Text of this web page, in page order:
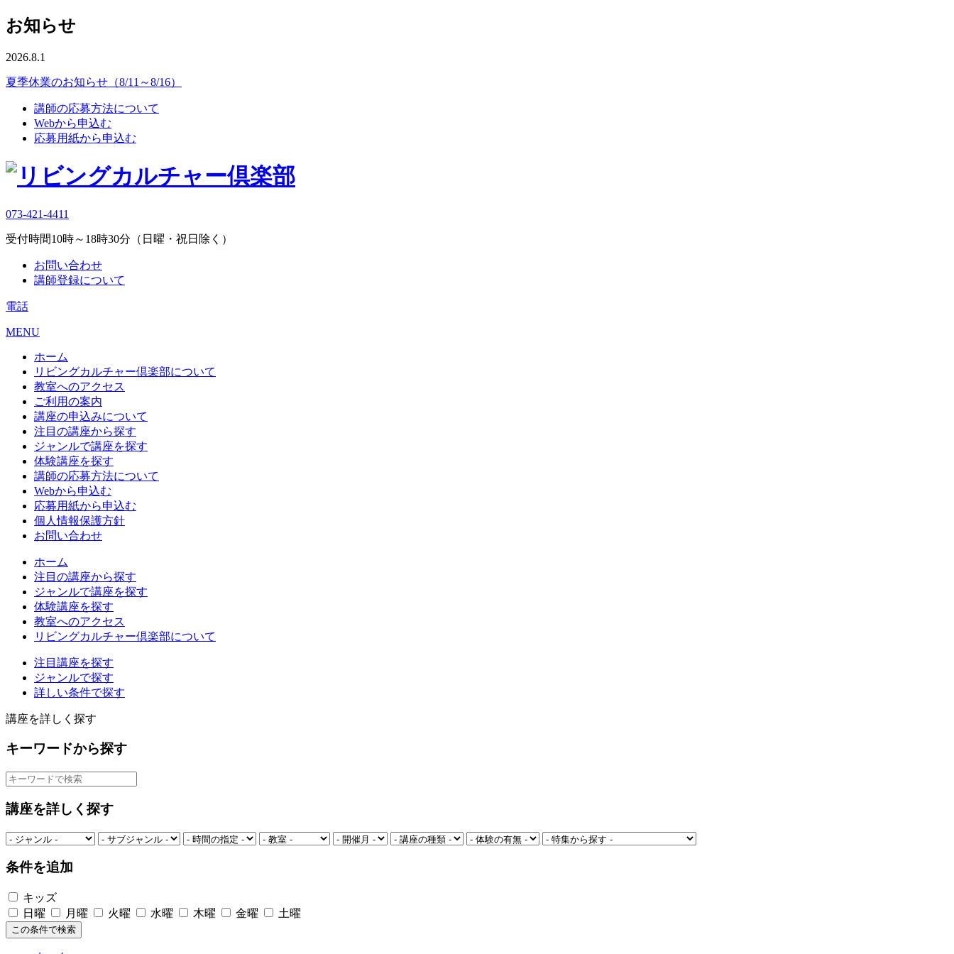
お知らせ
2026.8.1
夏季休業のお知らせ（8/11～8/16）
講師の応募方法について
Webから申込む
応募用紙から申込む
073-421-4411
受付時間10時～18時30分（日曜・祝日除く）
お問い合わせ
講師登録について
電話
MENU
ホーム
リビングカルチャー倶楽部について
教室へのアクセス
ご利用の案内
講座の申込みについて
注目の講座から探す
ジャンルで講座を探す
体験講座を探す
講師の応募方法について
Webから申込む
応募用紙から申込む
個人情報保護方針
お問い合わせ
ホーム
注目の講座から探す
ジャンルで講座を探す
体験講座を探す
教室へのアクセス
リビングカルチャー倶楽部について
注目講座を探す
ジャンルで探す
詳しい条件で探す
講座を詳しく探す
キーワードから探す
講座を詳しく探す
条件を追加
キッズ
日曜
月曜 火曜 水曜 木曜 金曜 土曜
この条件で検索